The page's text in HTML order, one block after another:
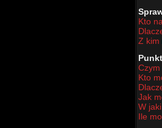
Kto
Z kim
Czym
Kto
Jak
W
Ile